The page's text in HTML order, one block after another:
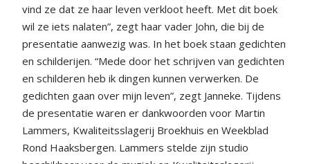
vind ze dat ze haar leven verkloot heeft. Met dit boek
wil ze iets nalaten”, zegt haar vader John, die bij de
presentatie aanwezig was. In het boek staan gedichten
en schilderijen. “Mede door het schrijven van gedichten
en schilderen heb ik dingen kunnen verwerken. De
gedichten gaan over mijn leven”, zegt Janneke. Tijdens
de presentatie waren er dankwoorden voor Martin
Lammers, Kwaliteitsslagerij Broekhuis en Weekblad
Rond Haaksbergen. Lammers stelde zijn studio